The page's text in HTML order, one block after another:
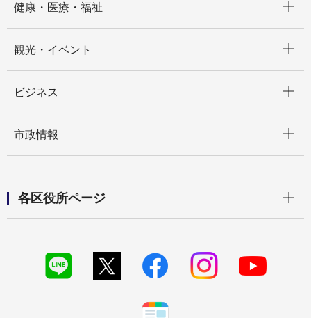
健康・医療・福祉
観光・イベント
ビジネス
市政情報
各区役所ページ